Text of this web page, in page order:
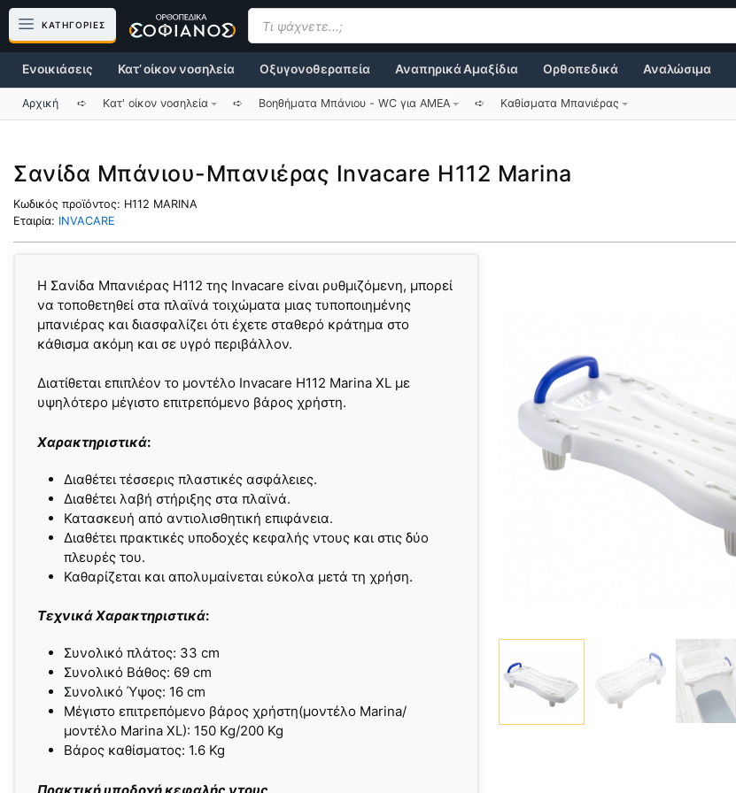
Μετάβαση
περιεχόμενο
ΚΑΤΗΓΟΡΙΕΣ
Products
search
Κατ’ οίκον νοσηλεία Οξυγονοθεραπεία Αναπηρικά Αμαξίδια
Ενοικιάσεις Ορθοπεδικά Αναλώσιμα
Αρχική ➪ Κατ' οίκον νοσηλεία ➪ Βοηθήματα Mπάνιου - WC για ΑΜΕΑ ➪ Καθίσματα Μπανιέρας
Σανίδα Μπάνιου-Μπανιέρας Invacare H112 Marina
Κωδικός προϊόντος: H112 MARINA
Εταιρία: INVACARE
Η Σανίδα Μπανιέρας Η112 της Invacare είναι ρυθμιζόμενη, μπορεί
να τοποθετηθεί στα πλαϊνά τοιχώματα μιας τυποποιημένης
μπανιέρας και διασφαλίζει ότι έχετε σταθερό κράτημα στο
κάθισμα ακόμη και σε υγρό περιβάλλον.
Διατίθεται επιπλέον το μοντέλο Invacare H112 Marina XL με
υψηλότερο μέγιστο επιτρεπόμενο βάρος χρήστη.
Xαρακτηριστικά:
Διαθέτει τέσσερις πλαστικές ασφάλειες.
Διαθέτει λαβή στήριξης στα πλαϊνά.
Κατασκευή από αντιολισθητική επιφάνεια.
Διαθέτει πρακτικές υποδοχές κεφαλής ντους και στις δύο
πλευρές του.
Καθαρίζεται και απολυμαίνεται εύκολα μετά τη χρήση.
Τεχνικά Χαρακτηριστικά:
Συνολικό πλάτος: 33 cm
Συνολικό Βάθος: 69 cm
Συνολικό Ύψος: 16 cm
Μέγιστο επιτρεπόμενο βάρος χρήστη(μοντέλο Marina/
μοντέλο Marina XL): 150 Kg/200 Kg
Βάρος καθίσματος: 1.6 Kg
Πρακτική υποδοχή κεφαλής ντους